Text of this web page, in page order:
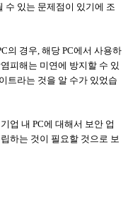
수 있는 문제점이 있기에 조
의 경우, 해당 PC에서 사용하
피해는 미연에 방지할 수 있
트라는 것을 알 수가 있었습
업 내 PC에 대해서 보안 업
하는 것이 필요할 것으로 보